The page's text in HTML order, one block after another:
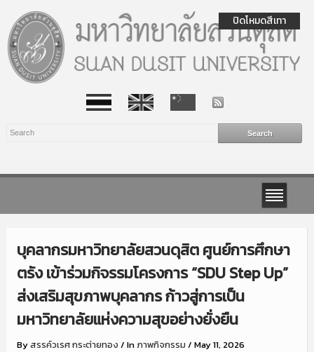
บุคลากรมหาวิทยาลัยสวนดุสิต ศูนย์การศึกษา
ตรัง เข้าร่วมกิจรรมโครงการ “SDU Step Up”
ส่งเสริมสุขภาพบุคลากร ก้าวสู่การเป็น
มหาวิทยาลัยแห่งความสุขอย่างยั่งยืน
Byสรรค์วเรศ กระต่ายทอง / Inภาพกิจกรรม / May 11, 2026
ปิดโหมดสีเทา